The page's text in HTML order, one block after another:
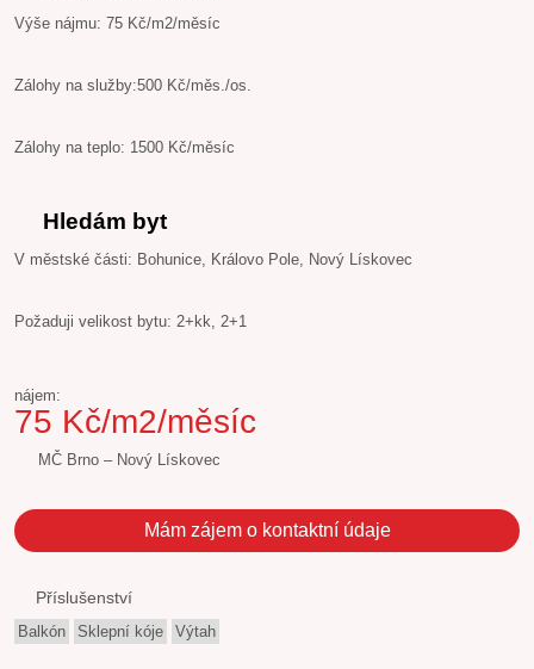
Výše nájmu: 75 Kč/m2/měsíc
Zálohy na služby:500 Kč/měs./os.
Zálohy na teplo: 1500 Kč/měsíc
Hledám byt
V městské části: Bohunice, Královo Pole, Nový Lískovec
Požaduji velikost bytu: 2+kk, 2+1
nájem:
75 Kč/m2/měsíc
MČ Brno – Nový Lískovec
Mám zájem o kontaktní údaje
Příslušenství
Balkón Sklepní kóje Výtah